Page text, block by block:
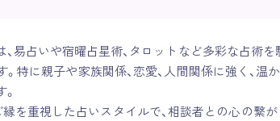
易占いや宿曜占星術、タロットなど多彩な占術
特に親子や家族関係、恋愛、人間関係に強く、
縁を重視した占いスタイルで、相談者との心の繋